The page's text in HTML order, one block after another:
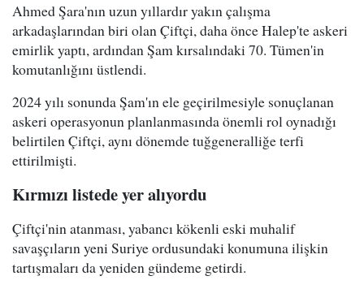
Ahmed Şara'nın uzun yıllardır yakın çalışma
arkadaşlarından biri olan Çiftçi, daha önce Halep'te askeri
emirlik yaptı, ardından Şam kırsalındaki 70. Tümen'in
komutanlığını üstlendi.
2024 yılı sonunda Şam'ın ele geçirilmesiyle sonuçlanan
askeri operasyonun planlanmasında önemli rol oynadığı
belirtilen Çiftçi, aynı dönemde tuğgeneralliğe terfi
ettirilmişti.
Kırmızı listede yer alıyordu
Çiftçi'nin atanması, yabancı kökenli eski muhalif
savaşçıların yeni Suriye ordusundaki konumuna ilişkin
tartışmaları da yeniden gündeme getirdi.